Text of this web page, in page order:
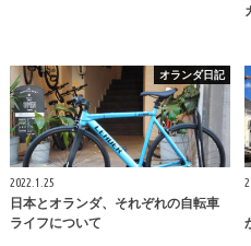
オランダ日記
2022.1.25
日本とオランダ、それぞれの自転車
ライフについて